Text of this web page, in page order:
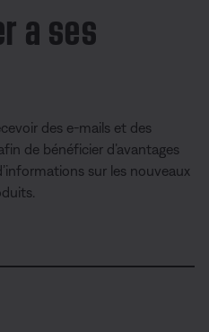
a ses
des e-mails et des
de bénéficier d’avantages
sur les nouveaux